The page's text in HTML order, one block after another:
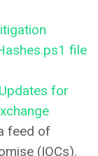
file
Updates for
feed of
(IOCs).